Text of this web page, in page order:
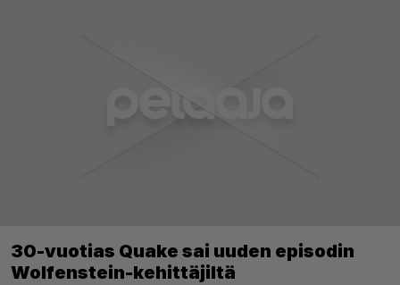
30-vuotias Quake sai uuden episodin
Wolfenstein-kehittäjiltä